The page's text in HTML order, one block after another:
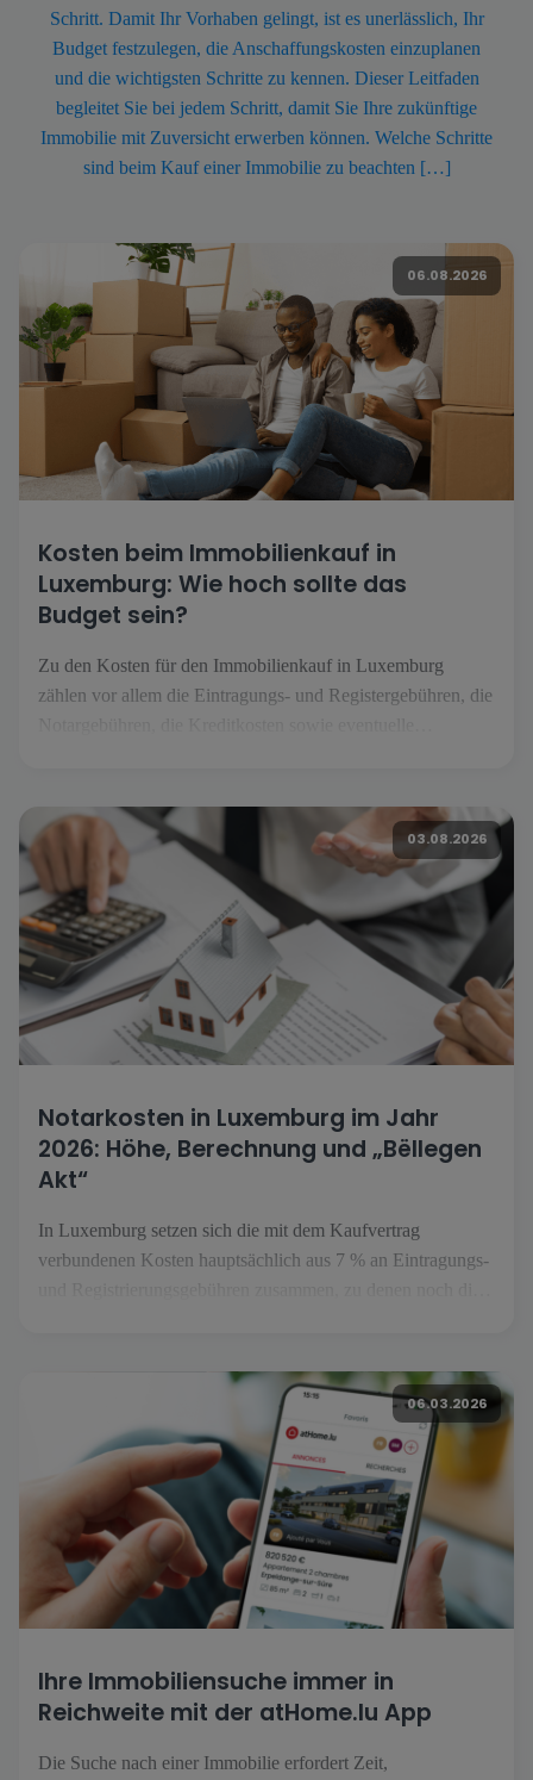
Schritt. Damit Ihr Vorhaben gelingt, ist es unerlässlich, Ihr
Budget festzulegen, die Anschaffungskosten einzuplanen
und die wichtigsten Schritte zu kennen. Dieser Leitfaden
begleitet Sie bei jedem Schritt, damit Sie Ihre zukünftige
Immobilie mit Zuversicht erwerben können. Welche Schritte
sind beim Kauf einer Immobilie zu beachten […]
06.08.2026
Kosten beim Immobilienkauf in
Luxemburg: Wie hoch sollte das
Budget sein?
Zu den Kosten für den Immobilienkauf in Luxemburg
zählen vor allem die Eintragungs- und Registergebühren, die
Umzugskosten und die laufenden Ausgaben für die
zukünftige Wohnung einkalkuliert werden. Mit welchen
Kosten ist beim Kauf von […] zu rechnen?
03.08.2026
Notarkosten in Luxemburg im Jahr
2026: Höhe, Berechnung und „Bëllegen
Akt“
In Luxemburg setzen sich die mit dem Kaufvertrag
verbundenen Kosten hauptsächlich aus 7 % an Eintragungs-
senken. Die luxemburgische Regierung hat eine Anhebung
auf 45.000 € im Juli 2026 angekündigt, […]
06.03.2026
Ihre Immobiliensuche immer in
Reichweite mit der atHome.lu App
Die Suche nach einer Immobilie erfordert Zeit,